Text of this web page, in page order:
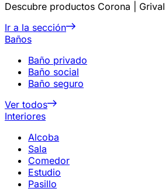
Descubre productos Corona | Grival
Ir a la sección
Baños
Baño privado
Baño social
Baño seguro
Ver todos
Interiores
Alcoba
Sala
Comedor
Estudio
Pasillo